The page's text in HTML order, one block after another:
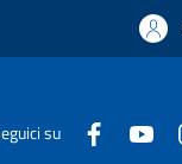
su